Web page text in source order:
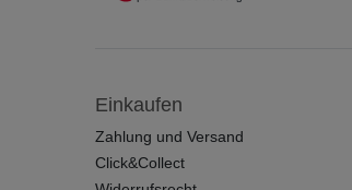
Einkaufen
Zahlung und Versand
Click&Collect